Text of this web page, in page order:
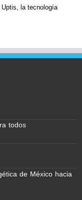
la tecnología
todos
de México hacia